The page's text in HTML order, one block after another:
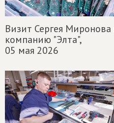
Визит Сергея Миронова
компанию "Элта",
05 мая 2026